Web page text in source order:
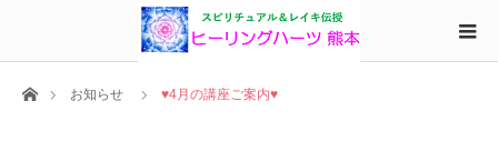
ホームお知らせ ♥4月の講座ご案内♥